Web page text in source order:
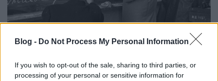
Blog - Do Not Process My Personal Information
If you wish to opt-out of the sale, sharing to third parties, or
processing of your personal or sensitive information for
A magyar ember nehezen tanul
idegen nyelveket?
Nyelvi tévhitek 9.